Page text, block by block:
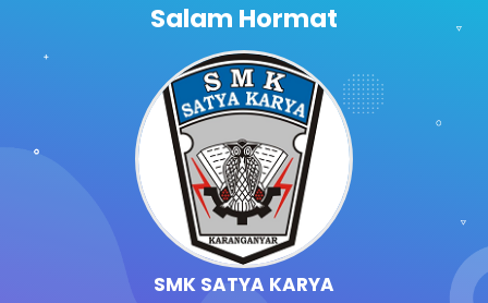
Salam Hormat
SMK SATYA KARYA